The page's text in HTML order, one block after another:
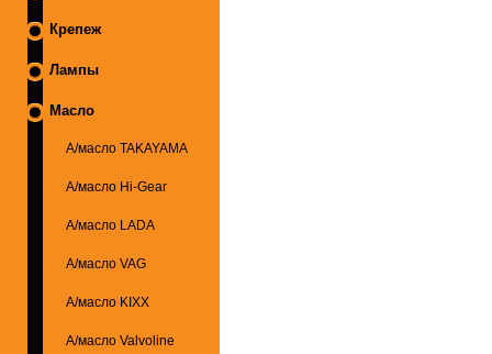
Крепеж
Лампы
Масло
А/масло TAKAYAMA
А/масло Hi-Gear
А/масло LADA
А/масло VAG
А/масло KIXX
А/масло Valvoline